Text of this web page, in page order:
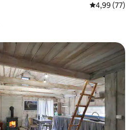
5 üzerinden
4,99 (77)